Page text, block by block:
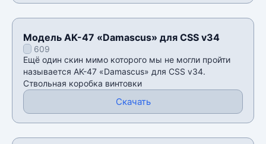
Модель AK-47 «Damascus» для CSS v34
609
Ещё один скин мимо которого мы не могли пройти
называется AK-47 «Damascus» для CSS v34.
Ствольная коробка винтовки
Скачать